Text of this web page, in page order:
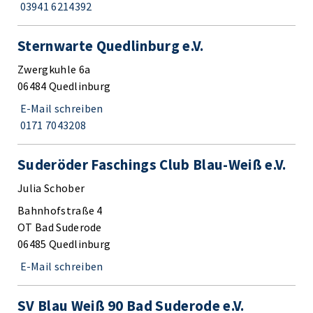
03941 6214392
Sternwarte Quedlinburg e.V.
Zwergkuhle 6a
06484 Quedlinburg
E-Mail schreiben
0171 7043208
Suderöder Faschings Club Blau-Weiß e.V.
Julia Schober
Bahnhofstraße 4
OT Bad Suderode
06485 Quedlinburg
E-Mail schreiben
SV Blau Weiß 90 Bad Suderode e.V.